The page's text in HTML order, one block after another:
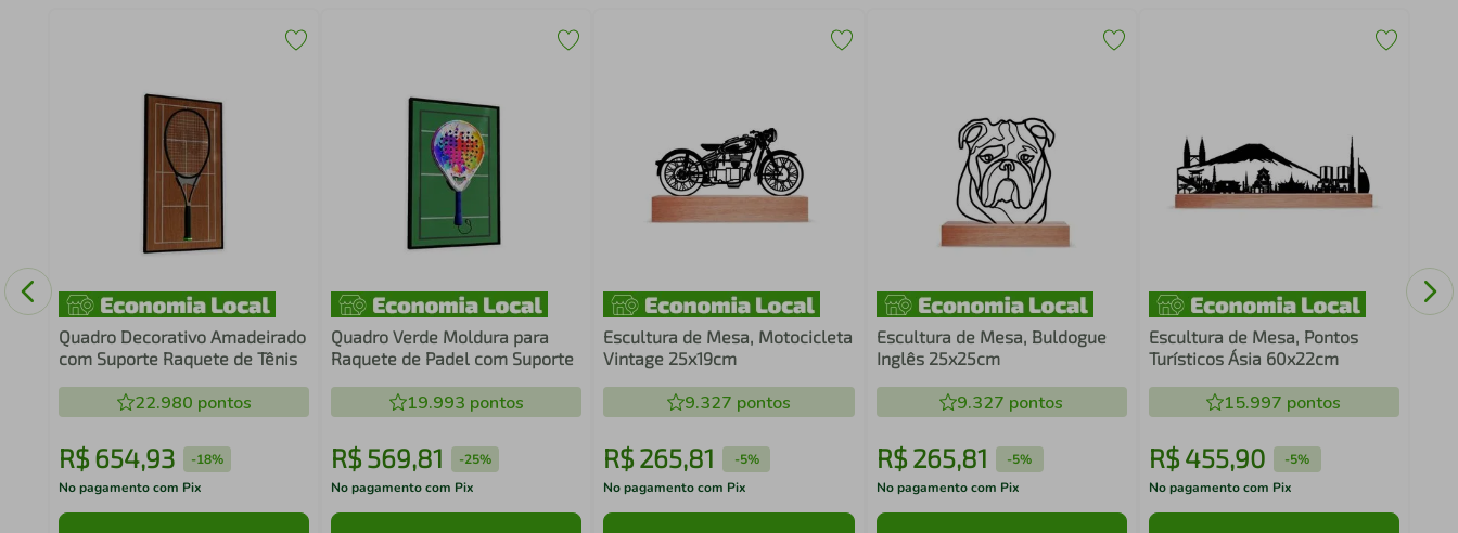
Quadro Decorativo Amadeirado
com Suporte Raquete de Tênis
22.980 pontos
R$ 654,93 -18%
No pagamento com Pix
Quadro Verde Moldura para
Raquete de Padel com Suporte
19.993 pontos
R$ 569,81 -25%
No pagamento com Pix
Escultura de Mesa, Motocicleta
Vintage 25x19cm
9.327 pontos
R$265,81 -5%
No pagamento com Pix
Escultura de Mesa, Buldogue
Inglês 25x25cm
9.327 pontos
R$ 265,81 -5%
No pagamento com Pix
Escultura de Mesa, Pontos
Turísticos Ásia 60x22cm
15.997 pontos
R$ 455,90 -5%
No pagamento com Pix